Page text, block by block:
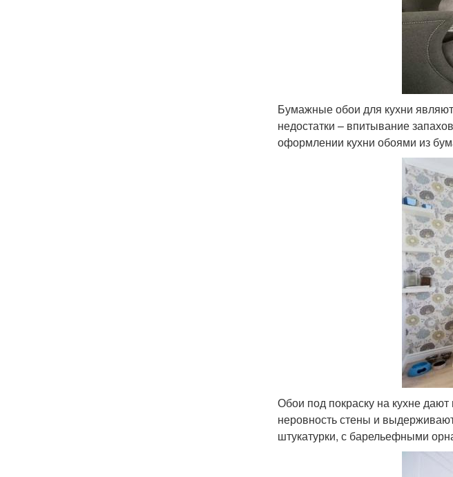
Бумажные обои для кухни
недостатки – впитывание
оформлении кухни обоями из
Обои под покраску на кухне
неровность стены и
штукатурки, с барельефными